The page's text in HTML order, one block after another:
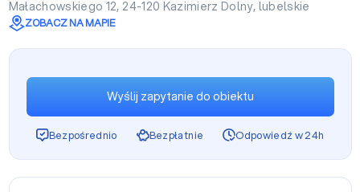
Małachowskiego 12, 24-120 Kazimierz Dolny, lubelskie
ZOBACZ NA MAPIE
Wyślij zapytanie do obiektu
Bezpośrednio Bezpłatnie Odpowiedź w 24h